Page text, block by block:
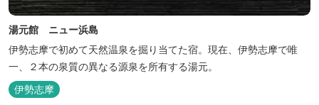
湯元館 ニュー浜島
伊勢志摩で初めて天然温泉を掘り当てた宿。現在、伊勢志摩で唯
一、２本の泉質の異なる源泉を所有する湯元。
伊勢志摩